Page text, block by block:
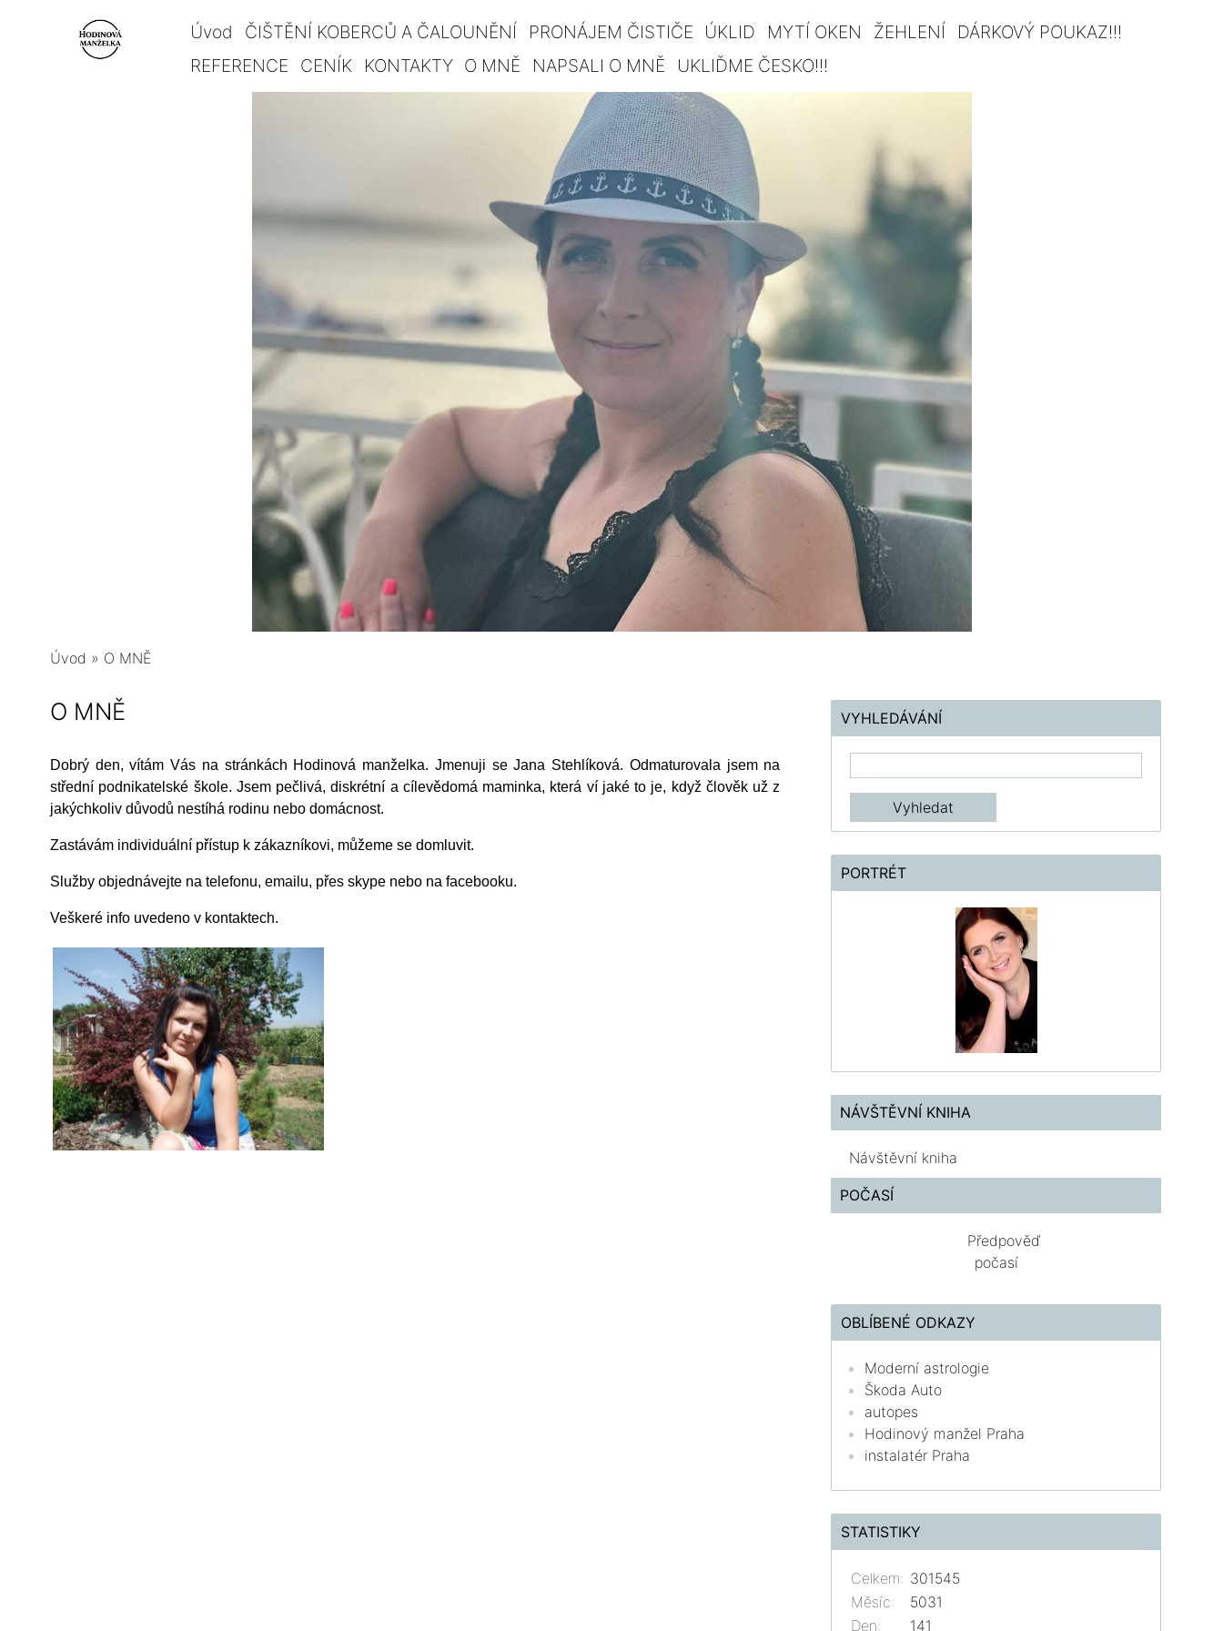
Úvod ČIŠTĚNÍ KOBERCŮ A ČALOUNĚNÍ PRONÁJEM ČISTIČE ÚKLID MYTÍ OKEN ŽEHLENÍ
DÁRKOVÝ POUKAZ!!!
REFERENCE
CENÍK KONTAKTY O MNĚ NAPSALI O MNĚ UKLIĎME ČESKO!!!
Úvod » O MNĚ
O MNĚ
Dobrý den, vítám Vás na stránkách Hodinová manželka. Jmenuji se Jana Stehlíková. Odmaturovala jsem na
střední podnikatelské škole. Jsem pečlivá, diskrétní a cílevědomá maminka, která ví jaké to je, když člověk už z
jakýchkoliv důvodů nestíhá rodinu nebo domácnost.
Zastávám individuální přístup k zákazníkovi, můžeme se domluvit.
Služby objednávejte na telefonu, emailu, přes skype nebo na facebooku.
Veškeré info uvedeno v kontaktech.
VYHLEDÁVÁNÍ
PORTRÉT
NÁVŠTĚVNÍ KNIHA
Návštěvní kniha
POČASÍ
Předpověď
počasí
OBLÍBENÉ ODKAZY
Moderní astrologie
Škoda Auto
autopes
Hodinový manžel Praha
instalatér Praha
STATISTIKY
Celkem: 301545
Měsíc:
5031
Den:
141